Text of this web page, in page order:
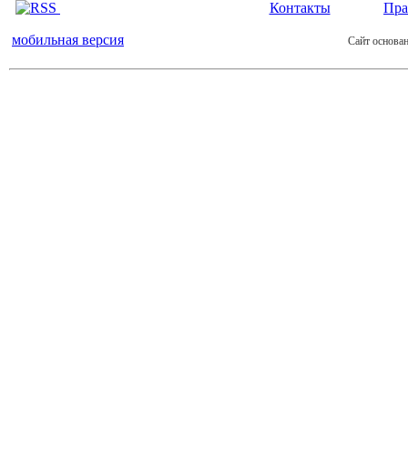
Контакты
мобильная версия Сайт